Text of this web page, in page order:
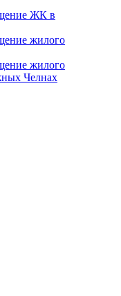
ЖК в
жилого
жилого
Челнах